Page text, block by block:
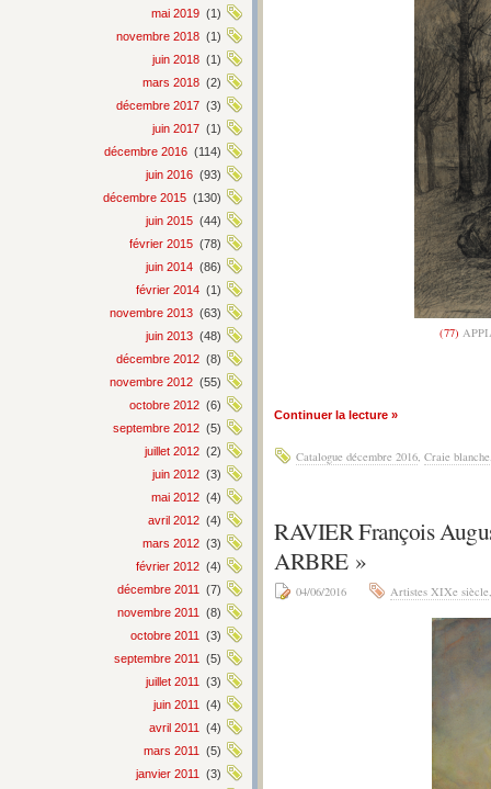
mai 2019 (1)
novembre 2018 (1)
juin 2018 (1)
mars 2018 (2)
décembre 2017 (3)
juin 2017 (1)
décembre 2016 (114)
juin 2016 (93)
décembre 2015 (130)
juin 2015 (44)
février 2015 (78)
juin 2014 (86)
février 2014 (1)
novembre 2013 (63)
juin 2013 (48)
décembre 2012 (8)
novembre 2012 (55)
octobre 2012 (6)
septembre 2012 (5)
juillet 2012 (2)
juin 2012 (3)
mai 2012 (4)
avril 2012 (4)
mars 2012 (3)
février 2012 (4)
décembre 2011
(7)
novembre 2011
(8)
octobre 2011
(3)
septembre 2011
(5)
juillet 2011
(3)
juin 2011
(4)
avril 2011
(4)
mars 2011
(5)
janvier 2011
(3)
(77)
Continuer la lecture »
Catalogue décembre 2016, Craie blanche
RAVIER François
ARBRE »
04/06/2016 Artistes XIXe siècle